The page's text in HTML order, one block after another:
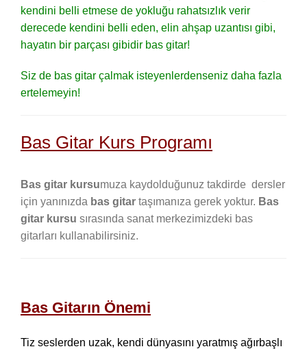
kendini belli etmese de yokluğu rahatsızlık verir
derecede kendini belli eden, elin ahşap uzantısı gibi,
hayatın bir parçası gibidir bas gitar!
Siz de bas gitar çalmak isteyenlerdenseniz daha fazla
ertelemeyin!
Bas Gitar Kurs Programı
Bas gitar kursumuza kaydolduğunuz takdirde dersler
için yanınızda bas gitartaşımanıza gerek yoktur. Bas
gitar kursu sırasında sanat merkezimizdeki bas
gitarları kullanabilirsiniz.
Bas Gitarın Önemi
Tiz seslerden uzak, kendi dünyasını yaratmış ağırbaşlı